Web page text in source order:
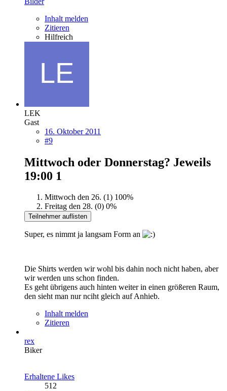
Inhalt melden
Zitieren
Hilfreich
LEK
Gast
16. Oktober 2011
#9
Mittwoch oder Donnerstag? Jeweils
19:00 1
Mittwoch den 26. (1) 100%
Freitag den 28. (0) 0%
Teilnehmer auflisten
Super, es nimmt ja langsam Form an
Die Shirts werden wir wohl bis dahin noch nicht haben, aber
wir werden uns schon finden.
Es geht übrigens auch hinten weiter in einen größeren Raum,
den sieht man nur nciht gleich auf Anhieb.
Inhalt melden
Zitieren
rex
Biker
Erhaltene Likes
512